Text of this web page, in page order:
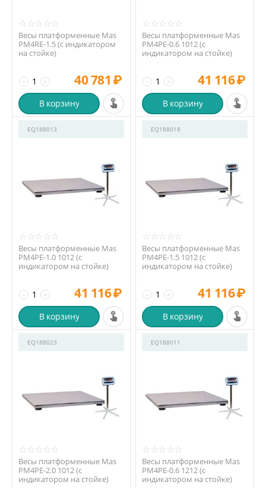
Весы платформенные Mas
PM4RE-1.5 (с индикатором
на стойке)
+
− 40 781 ₽
В корзину
Весы платформенные Mas
PM4PE-0.6 1012 (с
индикатором на стойке)
+
− 41 116₽
В корзину
EQ188013
Весы платформенные Mas
PM4PE-1.0 1012 (с
индикатором на стойке)
+
− 41 116₽
В корзину
EQ188018
Весы платформенные Mas
PM4PE-1.5 1012 (с
индикатором на стойке)
+
− 41 116₽
В корзину
EQ188023
Весы платформенные Mas
PM4PE-2.0 1012 (с
индикатором на стойке)
EQ188011
Весы платформенные Mas
PM4PE-0.6 1212 (с
индикатором на стойке)